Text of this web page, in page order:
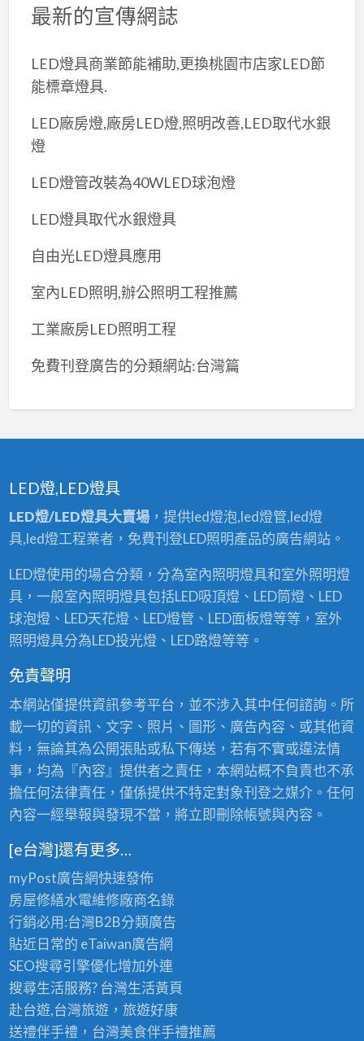
最新的宣傳網誌
LED燈具商業節能補助,更換桃園市店家LED節
能標章燈具.
LED廠房燈,廠房LED燈,照明改善,LED取代水銀
燈
LED燈管改裝為40WLED球泡燈
LED燈具取代水銀燈具
自由光LED燈具應用
室內LED照明,辦公照明工程推薦
工業廠房LED照明工程
免費刊登廣告的分類網站:台灣篇
LED燈,LED燈具
LED燈/LED燈具大賣場，提供led燈泡,led燈管,led燈
具,led燈工程業者，免費刊登LED照明產品的廣告網站。
LED燈使用的場合分類，分為室內照明燈具和室外照明燈
具，一般室內照明燈具包括LED吸頂燈、LED筒燈、LED
球泡燈、LED天花燈、LED燈管、LED面板燈等等，室外
照明燈具分為LED投光燈、LED路燈等等。
免責聲明
本網站僅提供資訊參考平台，並不涉入其中任何諮詢。所
載一切的資訊、文字、照片、圖形、廣告內容、或其他資
料，無論其為公開張貼或私下傳送，若有不實或違法情
事，均為『內容』提供者之責任，本網站概不負責也不承
擔任何法律責任，僅係提供不特定對象刊登之媒介。任何
內容一經舉報與發現不當，將立即刪除帳號與內容。
[e台灣]還有更多…
myPost廣告網快速發佈
房屋修繕水電維修廠商名錄
行銷必用:台灣B2B分類廣告
貼近日常的 eTaiwan廣告網
SEO搜尋引擎優化增加外連
搜尋生活服務? 台灣生活黃頁
赴台遊,台灣旅遊，旅遊好康
送禮伴手禮，台灣美食伴手禮推薦